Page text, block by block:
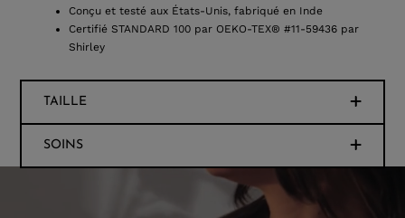
Conçu et testé aux États-Unis, fabriqué en Inde
Certifié STANDARD 100 par OEKO-TEX® #11-59436 par
Shirley
TAILLE
SOINS